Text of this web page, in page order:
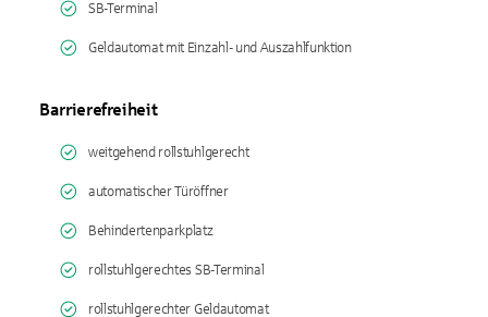
SB-Terminal
Geldautomat mit Einzahl- und Auszahlfunktion
Barrierefreiheit
weitgehend rollstuhlgerecht
automatischer Türöffner
Behindertenparkplatz
rollstuhlgerechtes SB-Terminal
rollstuhlgerechter Geldautomat